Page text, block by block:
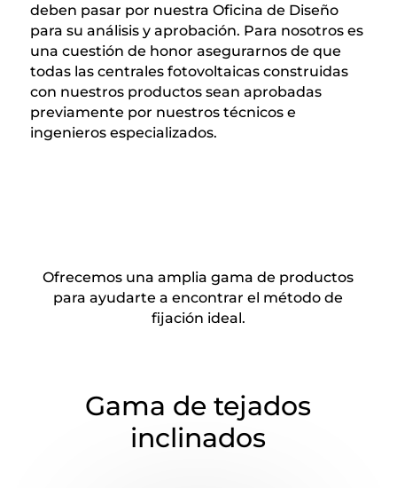
deben pasar por nuestra Oficina de Diseño
para su análisis y aprobación. Para nosotros es
una cuestión de honor asegurarnos de que
todas las centrales fotovoltaicas construidas
con nuestros productos sean aprobadas
previamente por nuestros técnicos e
ingenieros especializados.
Ofrecemos una amplia gama de productos
para ayudarte a encontrar el método de
fijación ideal.
Gama de tejados
inclinados